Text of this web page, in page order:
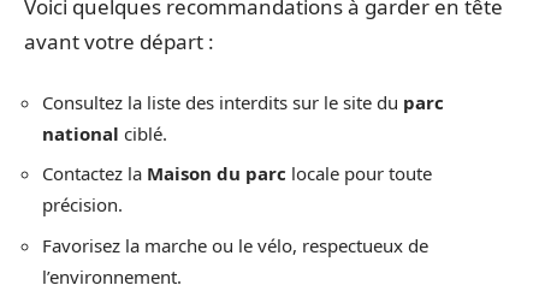
Voici quelques recommandations à garder en tête
avant votre départ :
Consultez la liste des interdits sur le site du parc
national ciblé.
Contactez la Maison du parc locale pour toute
précision.
Favorisez la marche ou le vélo, respectueux de
l’environnement.